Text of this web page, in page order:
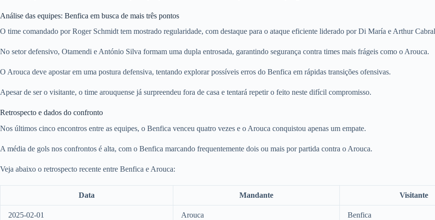
Análise das equipes: Benfica em busca de mais três pontos
O time comandado por Roger Schmidt tem mostrado regularidade, com destaque para o ataque eficiente liderado por Di María e Arthur
No setor defensivo, Otamendi e António Silva formam uma dupla entrosada, garantindo segurança contra times mais frágeis como o Arouca.
O Arouca deve apostar em uma postura defensiva, tentando explorar possíveis erros do Benfica em rápidas transições ofensivas.
Apesar de ser o visitante, o time arouquense já surpreendeu fora de casa e tentará repetir o feito neste difícil compromisso.
Retrospecto e dados do confronto
Nos últimos cinco encontros entre as equipes, o Benfica venceu quatro vezes e o Arouca conquistou apenas um empate.
A média de gols nos confrontos é alta, com o Benfica marcando frequentemente dois ou mais por partida contra o Arouca.
Veja abaixo o retrospecto recente entre Benfica e Arouca:
Data Mandante Visitante
2025-02-01 Arouca Benfica